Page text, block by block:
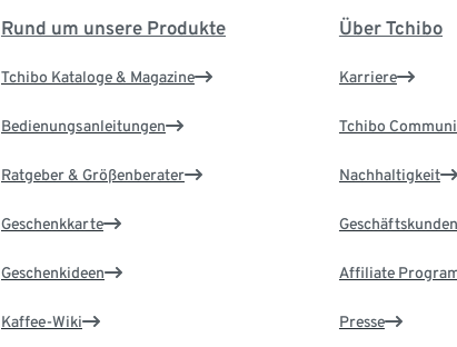
Rund um unsere Produkte
Tchibo Kataloge & Magazine
Bedienungsanleitungen
Ratgeber & Größenberater
Geschenkkarte
Geschenkideen
Kaffee-Wiki
Über Tchibo
Karriere
Tchibo
Nachhaltigkeit
Geschäftskunden
Affiliate
Presse